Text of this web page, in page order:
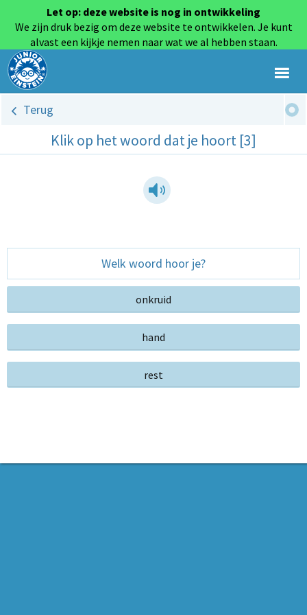
Let op: deze website is nog in ontwikkeling
We zijn druk bezig om deze website te ontwikkelen. Je kunt
alvast een kijkje nemen naar wat we al hebben staan.
Terug
Klik op het woord dat je hoort [3]
Welk woord hoor je?
onkruid
hand
rest